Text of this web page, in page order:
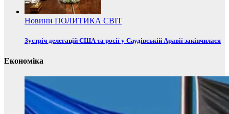
Новини ПОЛИТИКА СВІТ
Зустріч делегацій США та росії у Саудівській Аравії закінчилася
Економіка